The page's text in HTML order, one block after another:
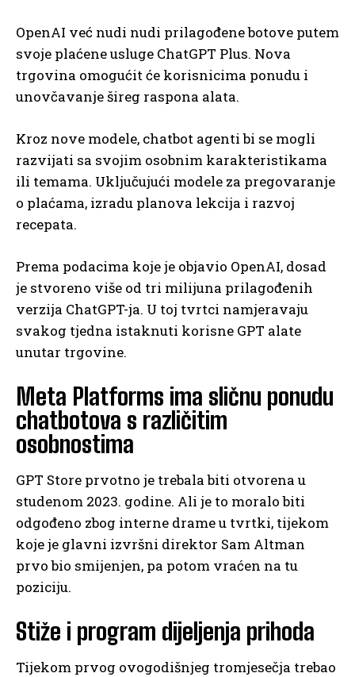
OpenAI već nudi nudi prilagođene botove putem
svoje plaćene usluge ChatGPT Plus. Nova
trgovina omogućit će korisnicima ponudu i
unovčavanje šireg raspona alata.
Kroz nove modele, chatbot agenti bi se mogli
razvijati sa svojim osobnim karakteristikama
ili temama. Uključujući modele za pregovaranje
o plaćama, izradu planova lekcija i razvoj
recepata.
Prema podacima koje je objavio OpenAI, dosad
je stvoreno više od tri milijuna prilagođenih
verzija ChatGPT-ja. U toj tvrtci namjeravaju
svakog tjedna istaknuti korisne GPT alate
unutar trgovine.
Meta Platforms ima sličnu ponudu
chatbotova s različitim
osobnostima
GPT Store prvotno je trebala biti otvorena u
studenom 2023. godine. Ali je to moralo biti
odgođeno zbog interne drame u tvrtki, tijekom
koje je glavni izvršni direktor Sam Altman
prvo bio smijenjen, pa potom vraćen na tu
poziciju.
Stiže i program dijeljenja prihoda
Tijekom prvog ovogodišnjeg tromjesečja trebao